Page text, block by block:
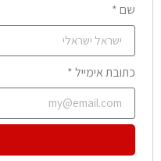
שם *
כתובת אימייל *